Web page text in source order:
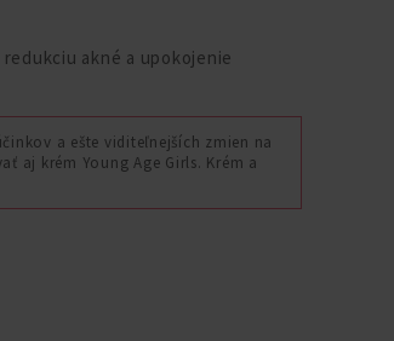
akné a upokojenie
a ešte viditeľnejších zmien na
aj krém Young Age Girls. Krém a